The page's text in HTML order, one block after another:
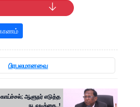
பிரபலமானவை
ஆளுநர் எடுத்த
நடவடிக்கை..!